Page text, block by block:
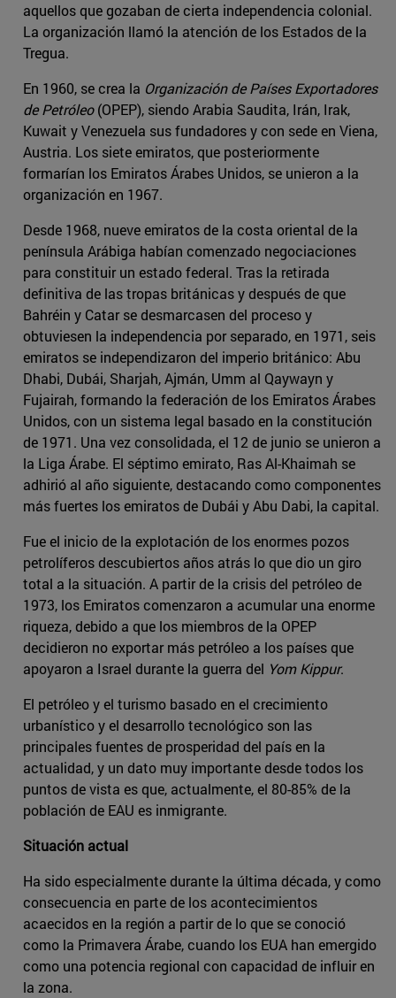
aquellos que gozaban de cierta independencia colonial.
La organización llamó la atención de los Estados de la
Tregua.
En 1960, se crea la Organización de Países Exportadores
de Petróleo(OPEP), siendo Arabia Saudita, Irán, Irak,
Kuwait y Venezuela sus fundadores y con sede en Viena,
Austria. Los siete emiratos, que posteriormente
formarían los Emiratos Árabes Unidos, se unieron a la
organización en 1967.
Desde 1968, nueve emiratos de la costa oriental de la
península Arábiga habían comenzado negociaciones
para constituir un estado federal. Tras la retirada
definitiva de las tropas británicas y después de que
Bahréin y Catar se desmarcasen del proceso y
obtuviesen la independencia por separado, en 1971, seis
emiratos se independizaron del imperio británico: Abu
Dhabi, Dubái, Sharjah, Ajmán, Umm al Qaywayn y
Fujairah, formando la federación de los Emiratos Árabes
Unidos, con un sistema legal basado en la constitución
de 1971. Una vez consolidada, el 12 de junio se unieron a
la Liga Árabe. El séptimo emirato, Ras Al-Khaimah se
adhirió al año siguiente, destacando como componentes
más fuertes los emiratos de Dubái y Abu Dabi, la capital.
Fue el inicio de la explotación de los enormes pozos
petrolíferos descubiertos años atrás lo que dio un giro
total a la situación. A partir de la crisis del petróleo de
1973, los Emiratos comenzaron a acumular una enorme
riqueza, debido a que los miembros de la OPEP
decidieron no exportar más petróleo a los países que
apoyaron a Israel durante la guerra del Yom Kippur.
El petróleo y el turismo basado en el crecimiento
urbanístico y el desarrollo tecnológico son las
principales fuentes de prosperidad del país en la
actualidad, y un dato muy importante desde todos los
puntos de vista es que, actualmente, el 80-85% de la
población de EAU es inmigrante.
Situación actual
Ha sido especialmente durante la última década, y como
consecuencia en parte de los acontecimientos
acaecidos en la región a partir de lo que se conoció
como la Primavera Árabe, cuando los EUA han emergido
como una potencia regional con capacidad de influir en
la zona.